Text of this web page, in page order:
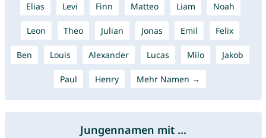
Elias Levi Finn Matteo Liam Noah
Leon Theo Julian Jonas Emil Felix
Ben Louis Alexander Lucas Milo Jakob
Paul Henry Mehr Namen →
Jungennamen mit ...